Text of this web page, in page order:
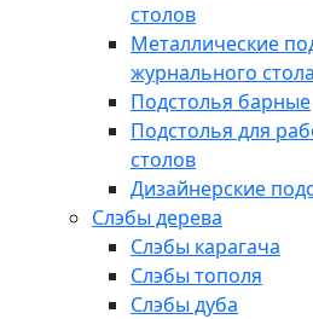
столов
Металлические
журнального стола
Подстолья барные
Подстолья для
столов
Дизайнерские
Слэбы дерева
Слэбы карагача
Слэбы тополя
Слэбы дуба